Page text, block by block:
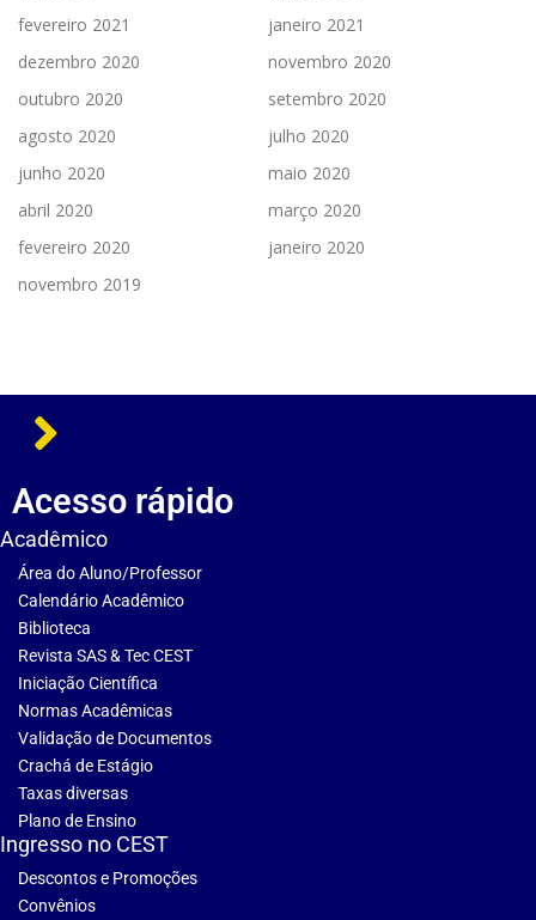
fevereiro 2021
janeiro 2021
dezembro 2020
novembro 2020
outubro 2020
setembro 2020
agosto 2020
julho 2020
junho 2020
maio 2020
abril 2020
março 2020
fevereiro 2020
janeiro 2020
novembro 2019
Acesso rápido
Acadêmico
Área do Aluno/Professor
Calendário Acadêmico
Biblioteca
Revista SAS & Tec CEST
Iniciação Científica
Normas Acadêmicas
Validação de Documentos
Crachá de Estágio
Taxas diversas
Plano de Ensino
Ingresso no CEST
Descontos e Promoções
Convênios